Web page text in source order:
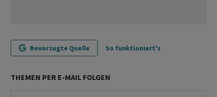
Bevorzugte Quelle So funktioniert's
THEMEN PER E-MAIL FOLGEN